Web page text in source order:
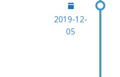
2019-12-
05